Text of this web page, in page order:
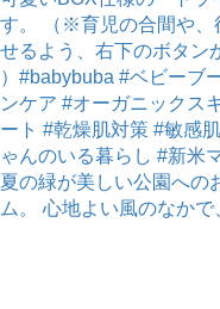
夏の緑が美しい公園への
ム。 心地よい風のなか